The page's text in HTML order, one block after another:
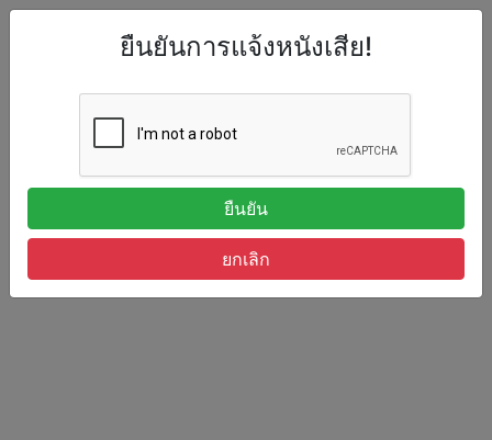
ยืนยันการแจ้งหนังเสีย!
ยืนยัน
ยกเลิก